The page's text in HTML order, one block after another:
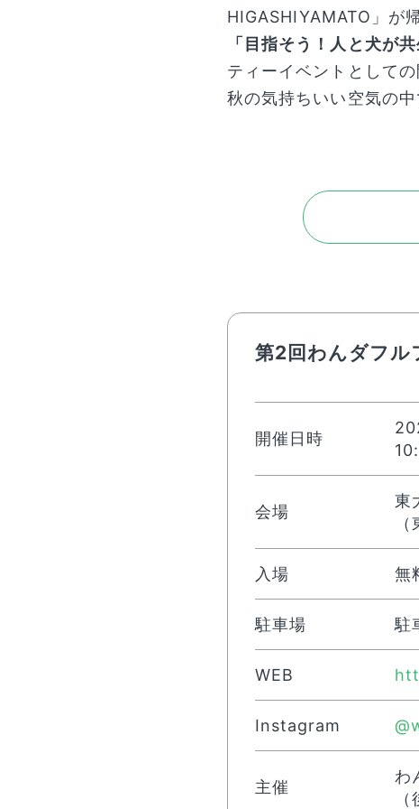
HIGASHIYAMATO」が
「目指そう！人と犬が
ティーイベントとしての
秋の気持ちいい空気の
第2回わんダフ
開催日時
会場
東
入場 無
駐車場 駐
WEB
Instagram
主催
わ